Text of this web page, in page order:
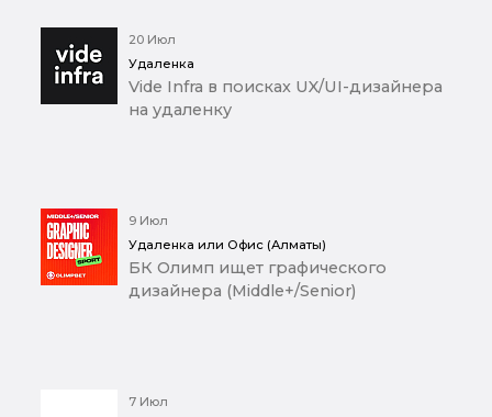
20 Июл
Удаленка
Vide Infra в поисках UX/UI-дизайнера
на удаленку
9 Июл
Удаленка или Офис (Алматы)
БК Олимп ищет графического
дизайнера (Middle+/Senior)
7 Июл